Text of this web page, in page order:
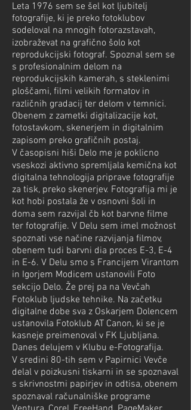
Leta 1976 sem se šel kot ljubitelj
fotografije, ki je preko fotoklubov
sodeloval na mnogih fotorazstavah,
izobraževat na grafično šolo kot
reprodukcijski fotograf. Spoznal sem se
s profesionalnim delom na
reprodukcijskih kamerah, s steklenimi
ploščami, filmi velikih formatov in
različnih gradacij ter delom v temnici.
Obenem z zametki digitalizacije kot,
fotostavkom, skenerjem in digitalnim
zapisom preko grafičnih postaj.
V časopisni hiši Delo me je poklicno
vseskozi aktivno spremljala kemična kot
digitalna tehnologija priprave fotografije
za tisk, preko skenerjev. Fotografija mi je
kot hobi postala že v osnovni šoli in
doma sem razvijal čb kot barvne filme
ter fotografije. V Delu sem imel možnost
spoznati vse načine razvijanja filmov,
obenem tudi barvni dia proces E-3, E-4
in E-6. V Delu smo s Francijem Virantom
in Igorjem Modicem ustanovili Foto
sekcijo Delo. Že prej pa na Vevčah
Fotoklub ljudske tehnike. Na začetku
digitalne dobe sva z Oskarjem Dolencem
ustanovila Fotoklub AT Canon, ki se je
kasneje preimenoval v FK Ljubljana.
Danes delujem v Klubu e-Fotografija.
V sredini 80-tih sem v Papirnici Vevče
delal v poizkusni tiskarni in se spoznaval
s skrivnostmi papirjev in odtisa, obenem
spoznaval računalniške programe